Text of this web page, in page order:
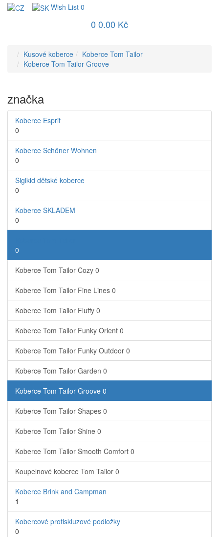
Wish List 0
0 0.00 Kč
Kusové koberce
Koberce Tom Tailor
Koberce Tom Tailor Groove
značka
Koberce Esprit
0
Koberce Schöner Wohnen
0
Sigikid dětské koberce
0
Koberce SKLADEM
0
0
Koberce Tom Tailor Cozy 0
Koberce Tom Tailor Fine Lines 0
Koberce Tom Tailor Fluffy 0
Koberce Tom Tailor Funky Orient 0
Koberce Tom Tailor Funky Outdoor 0
Koberce Tom Tailor Garden 0
Koberce Tom Tailor Groove 0
Koberce Tom Tailor Shapes 0
Koberce Tom Tailor Shine 0
Koberce Tom Tailor Smooth Comfort 0
Koupelnové koberce Tom Tailor 0
Koberce Brink and Campman
1
Kobercové protiskluzové podložky
0